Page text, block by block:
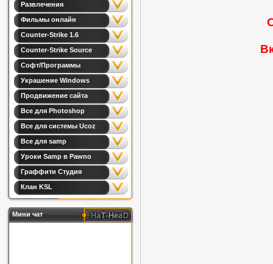
Развлечения
Фильмы онлайн
Counter-Strike 1.6
Counter-Strike Source
Софт/Программы
Украшение Windows
Продвижение сайта
Все для Photoshop
Все для системы Ucoz
Все для samp
Уроки Samp в Pawno
Граффити Студия
Клан KSL
Мини чат